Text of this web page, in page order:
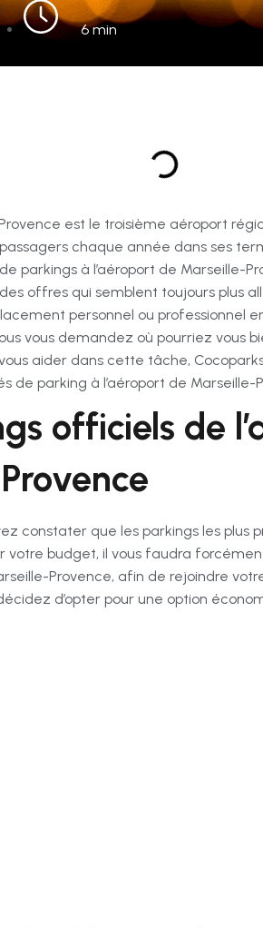
6 min
est le troisième aéroport
chaque année dans ses
parkings à l’aéroport de Marseille-
offres qui semblent toujours plus
personnel ou professionnel
vous demandez où pourriez vous
aider dans cette tâche,
de parking à l’aéroport de Marseille-
officiels de
constater que les parkings les plus
votre budget, il vous faudra
Provence, afin de rejoindre
d’opter pour une option